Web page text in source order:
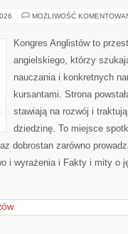
MOŻLIWOŚĆ
Kongres Anglistów to
angielskiego, którzy
nauczania i konkretnych
kursantami. Strona
stawiają na rozwój i
dziedzinę. To miejsce
dobrostan zarówno
i wyrażenia i Fakty i mity o